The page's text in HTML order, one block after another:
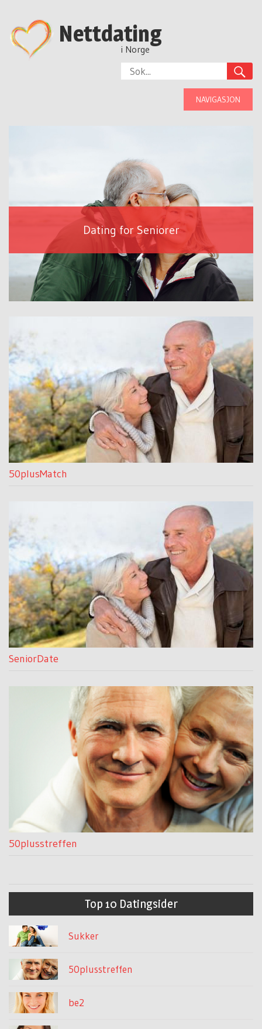
Nettdating
i Norge
NAVIGASJON
Dating for Seniorer
50plusMatch
SeniorDate
50plusstreffen
Top 10 Datingsider
Sukker
50plusstreffen
be2